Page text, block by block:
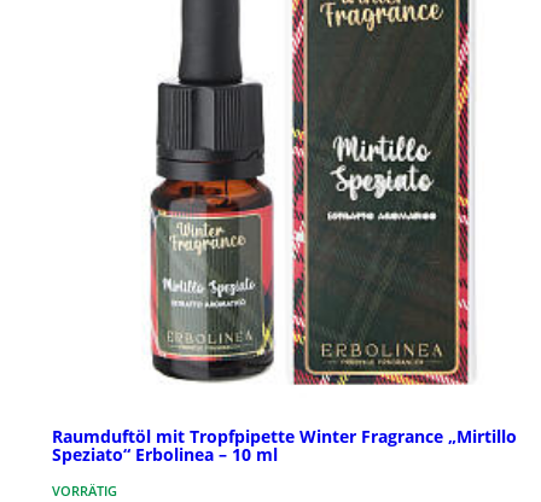
Raumduftöl mit Tropfpipette Winter Fragrance „Mirtillo
Speziato“ Erbolinea – 10 ml
VORRÄTIG